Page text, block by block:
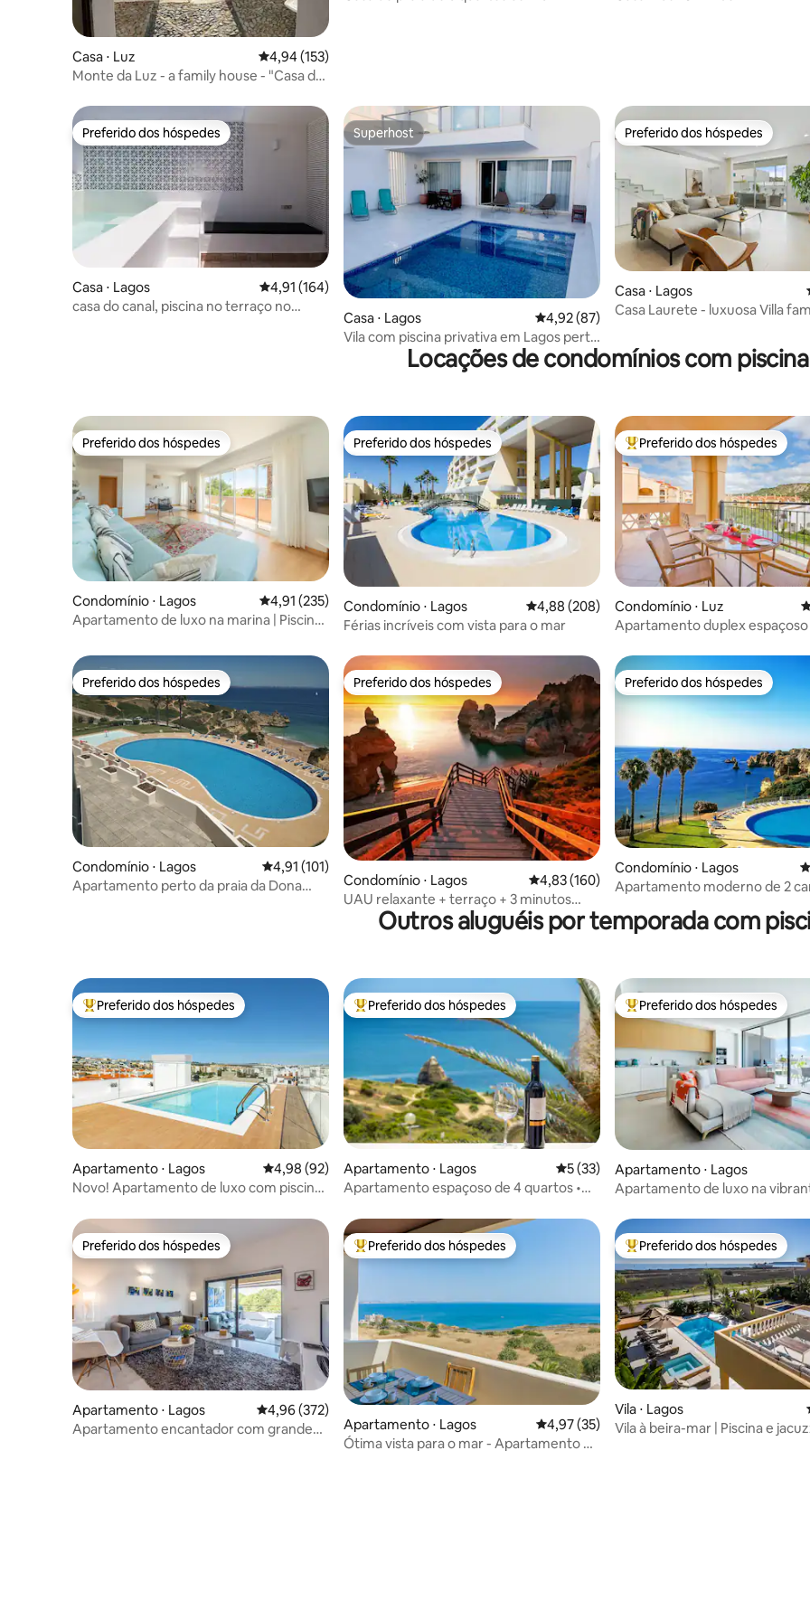
Casa ⋅ Luz 4,94 de uma avaliação média de 5, 153 avaliações
4,94 (153)
Monte da Luz - a family house - "Casa da
Preferido dos hóspedes
Preferido dos hóspedes
Casa ⋅ Lagos 4,91 de uma avaliação média de 5, 164 avaliações
4,91 (164)
casa do canal, piscina no terraço no
Superhost
Superhost
Casa ⋅ Lagos 4,92 de uma avaliação média de 5, 87
4,92 (87)
Vila com piscina privativa em Lagos perto
Preferido dos hóspedes
Preferido dos hóspedes
Casa ⋅ Lagos
Casa Laurete - luxuosa Villa
Locações de condomínios com piscina
Preferido dos hóspedes
Preferido dos hóspedes
Condomínio ⋅ Lagos 4,91 de uma avaliação média de 5, 235 avaliações
4,91 (235)
Apartamento de luxo na marina | Piscina
Preferido dos hóspedes
Preferido dos hóspedes
Condomínio ⋅ Lagos 4,88 de uma avaliação média de 5, 208
4,88 (208)
Férias incríveis com vista para o mar
Entre os melhores preferidos
Preferido dos hóspedes
Condomínio ⋅ Luz
Apartamento duplex espaçoso
Preferido dos hóspedes
Preferido dos hóspedes
Condomínio ⋅ Lagos 4,91 de uma avaliação média de 5, 101 avaliações
4,91 (101)
Apartamento perto da praia da Dona
Preferido dos hóspedes
Preferido dos hóspedes
Condomínio ⋅ Lagos 4,83 de uma avaliação média de 5, 160
4,83 (160)
UAU relaxante + terraço + 3 minutos
para a praia + 10 minutos para a cidade
Preferido dos hóspedes
Preferido dos hóspedes
Condomínio ⋅ Lagos
Apartamento moderno de 2
Outros aluguéis por temporada com
Entre os melhores preferidos dos hóspedes
Preferido dos hóspedes
Apartamento ⋅ Lagos 4,98 de uma avaliação média de 5, 92 avaliações
4,98 (92)
Novo! Apartamento de luxo com piscina
Entre os melhores preferidos dos hóspedes
Preferido dos hóspedes
Apartamento ⋅ Lagos 5 de uma avaliação média de 5, 33
5 (33)
Apartamento espaçoso de 4 quartos •
Entre os melhores preferidos
Preferido dos hóspedes
Apartamento ⋅ Lagos
Apartamento de luxo na
Preferido dos hóspedes
Preferido dos hóspedes
Apartamento ⋅ Lagos 4,96 de uma avaliação média de 5, 372 avaliações
4,96 (372)
Apartamento encantador com grande
Entre os melhores preferidos dos hóspedes
Preferido dos hóspedes
Apartamento ⋅ Lagos 4,97 de uma avaliação média de 5, 35
4,97 (35)
Ótima vista para o mar - Apartamento de
Entre os melhores preferidos
Preferido dos hóspedes
Vila ⋅ Lagos
Vila à beira-mar | Piscina e